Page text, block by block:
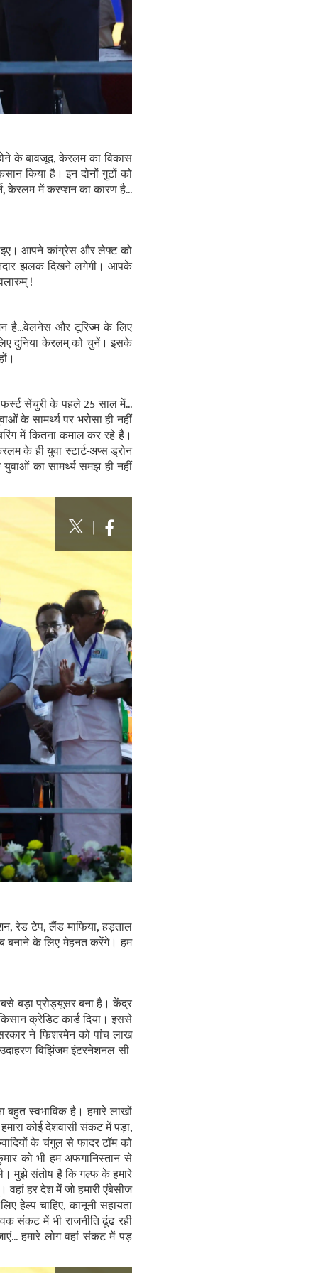
के बावजूद, केरलम का विकास
किया है। इन दोनों गुटों को
केरलम में करप्शन का कारण है...
आपने कांग्रेस और लेफ्ट को
झलक दिखने लगेगी। आपके
!
है...वेलनेस और टूरिज्म के लिए
दुनिया केरलम् को चुनें। इसके
सेंचुरी के पहले 25 साल में...
सामर्थ्य पर भरोसा ही नहीं
में कितना कमाल कर रहे हैं।
के ही युवा स्टार्ट-अप्स ड्रोन
का सामर्थ्य समझ ही नहीं
|
रेड टेप, लैंड माफिया, हड़ताल
बनाने के लिए मेहनत करेंगे। हम
बड़ा प्रोड्यूसर बना है। केंद्र
क्रेडिट कार्ड दिया। इससे
ने फिशरमेन को पांच लाख
विझिंजम इंटरनेशनल सी-
स्वभाविक है। हमारे लाखों
कोई देशवासी संकट में पड़ा,
के चंगुल से फादर टॉम को
को भी हम अफगानिस्तान से
मुझे संतोष है कि गल्फ के हमारे
वहां हर देश में जो हमारी एंबेसीज
हेल्प चाहिए, कानूनी सहायता
संकट में भी राजनीति ढूंढ रही
हमारे लोग वहां संकट में पड़